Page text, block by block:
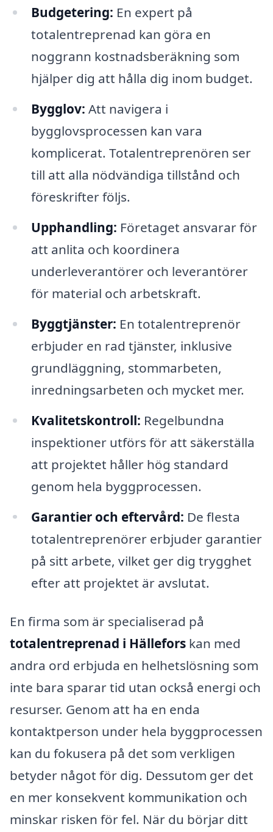
Budgetering: En expert på
totalentreprenad kan göra en
noggrann kostnadsberäkning som
hjälper dig att hålla dig inom budget.
Bygglov: Att navigera i
bygglovsprocessen kan vara
komplicerat. Totalentreprenören ser
till att alla nödvändiga tillstånd och
föreskrifter följs.
Upphandling: Företaget ansvarar för
att anlita och koordinera
underleverantörer och leverantörer
för material och arbetskraft.
Byggtjänster: En totalentreprenör
erbjuder en rad tjänster, inklusive
grundläggning, stommarbeten,
inredningsarbeten och mycket mer.
Kvalitetskontroll: Regelbundna
inspektioner utförs för att säkerställa
att projektet håller hög standard
genom hela byggprocessen.
Garantier och eftervård: De flesta
totalentreprenörer erbjuder garantier
på sitt arbete, vilket ger dig trygghet
efter att projektet är avslutat.
En firma som är specialiserad på
totalentreprenad i Hällefors kan med
andra ord erbjuda en helhetslösning som
inte bara sparar tid utan också energi och
resurser. Genom att ha en enda
kontaktperson under hela byggprocessen
kan du fokusera på det som verkligen
betyder något för dig. Dessutom ger det
en mer konsekvent kommunikation och
minskar risken för fel. När du börjar ditt